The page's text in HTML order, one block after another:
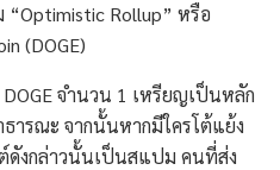
Rollup” หรือ
(DOGE)
จำนวน 1 เหรียญเป็นหลัก
ารณะ จากนั้นหากมีใครโต้แย้ง
ดังกล่าวนั้นเป็นสแปม คนที่ส่ง